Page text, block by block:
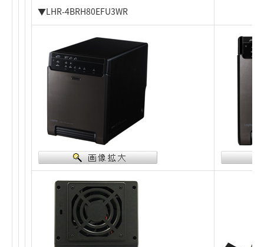
▼LHR-4BRH80EFU3WR